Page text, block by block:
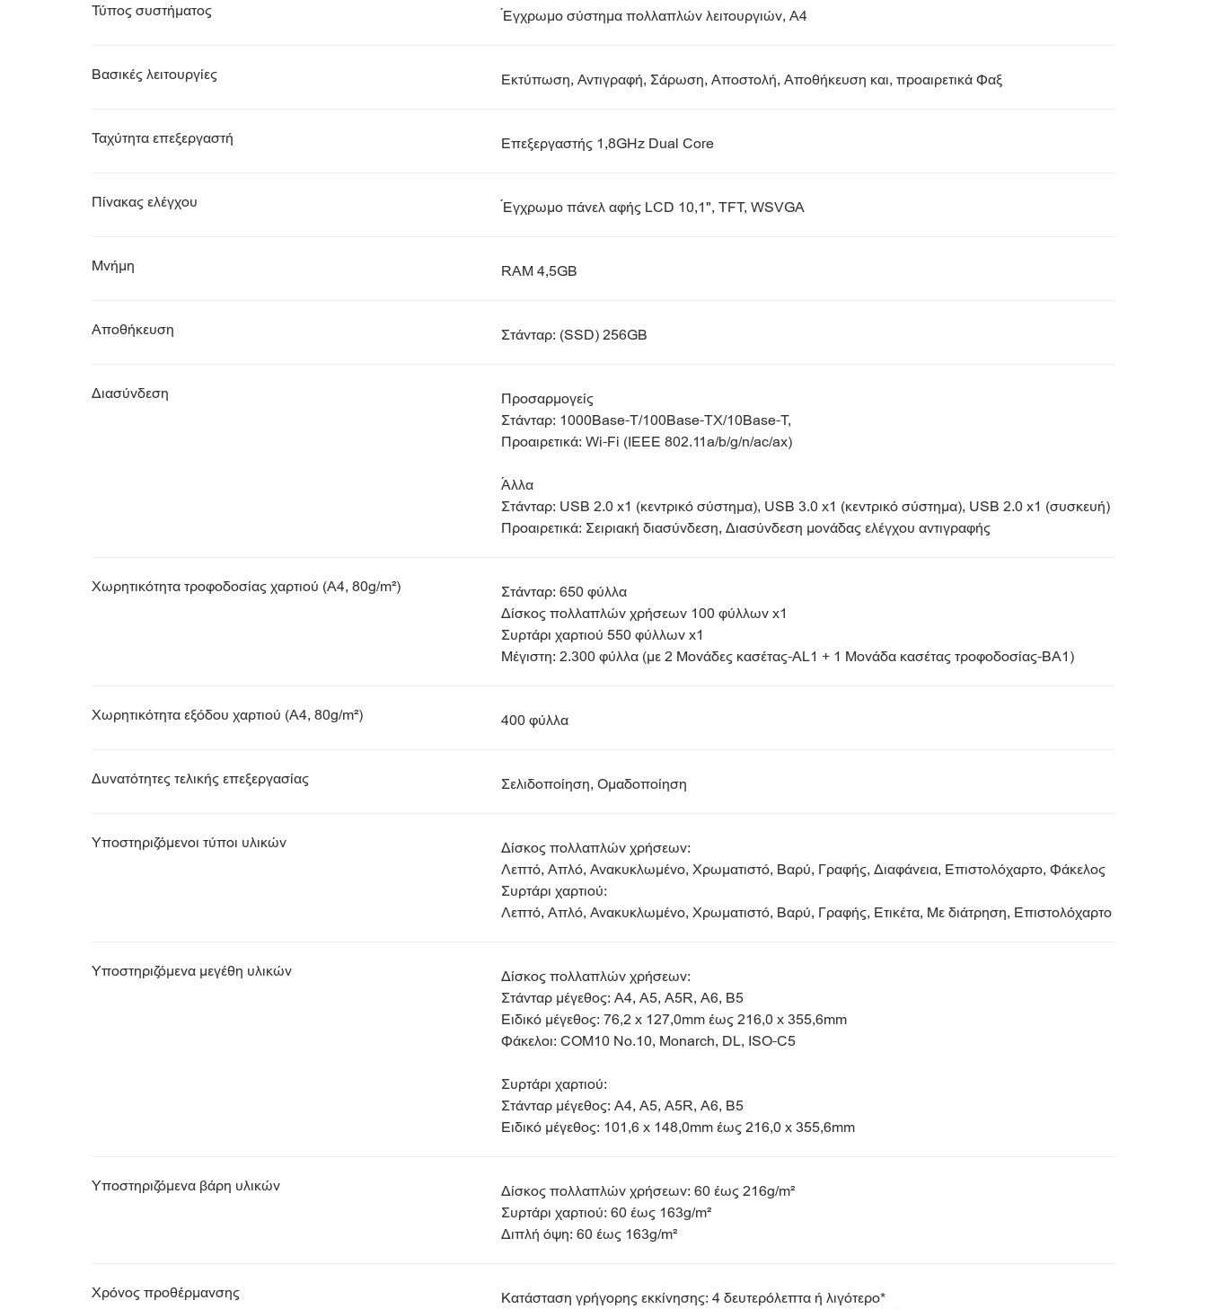
Τύπος συστήματος Έγχρωμο σύστημα πολλαπλών λειτουργιών, A4
Βασικές λειτουργίες Εκτύπωση, Αντιγραφή, Σάρωση, Αποστολή, Αποθήκευση και, προαιρετικά Φαξ
Ταχύτητα επεξεργαστή Επεξεργαστής 1,8GHz Dual Core
Πίνακας ελέγχου Έγχρωμο πάνελ αφής LCD 10,1", TFT, WSVGA
Μνήμη RAM 4,5GB
Αποθήκευση Στάνταρ: (SSD) 256GB
Διασύνδεση
Προσαρμογείς
Στάνταρ: 1000Base-T/100Base-TX/10Base-T,
Προαιρετικά: Wi-Fi (IEEE 802.11a/b/g/n/ac/ax)
Άλλα
Στάνταρ: USB 2.0 x1 (κεντρικό σύστημα), USB 3.0 x1 (κεντρικό σύστημα), USB 2.0 x1 (συσκευή)
Προαιρετικά: Σειριακή διασύνδεση, Διασύνδεση μονάδας ελέγχου αντιγραφής
Χωρητικότητα τροφοδοσίας χαρτιού (A4, 80g/m²)
Στάνταρ: 650 φύλλα
Δίσκος πολλαπλών χρήσεων 100 φύλλων x1
Συρτάρι χαρτιού 550 φύλλων x1
Μέγιστη: 2.300 φύλλα (με 2 Μονάδες κασέτας-AL1 + 1 Μονάδα κασέτας τροφοδοσίας-BA1)
Χωρητικότητα εξόδου χαρτιού (A4, 80g/m²) 400 φύλλα
Δυνατότητες τελικής επεξεργασίας Σελιδοποίηση, Ομαδοποίηση
Υποστηριζόμενοι τύποι υλικών
Δίσκος πολλαπλών χρήσεων:
Λεπτό, Απλό, Ανακυκλωμένο, Χρωματιστό, Βαρύ, Γραφής, Διαφάνεια, Επιστολόχαρτο, Φάκελος
Συρτάρι χαρτιού:
Λεπτό, Απλό, Ανακυκλωμένο, Χρωματιστό, Βαρύ, Γραφής, Ετικέτα, Με διάτρηση, Επιστολόχαρτο
Υποστηριζόμενα μεγέθη υλικών
Δίσκος πολλαπλών χρήσεων:
Στάνταρ μέγεθος: A4, A5, A5R, A6, B5
Ειδικό μέγεθος: 76,2 x 127,0mm έως 216,0 x 355,6mm
Φάκελοι: COM10 No.10, Monarch, DL, ISO-C5
Συρτάρι χαρτιού:
Στάνταρ μέγεθος: A4, A5, A5R, A6, B5
Ειδικό μέγεθος: 101,6 x 148,0mm έως 216,0 x 355,6mm
Υποστηριζόμενα βάρη υλικών
Δίσκος πολλαπλών χρήσεων: 60 έως 216g/m²
Συρτάρι χαρτιού: 60 έως 163g/m²
Διπλή όψη: 60 έως 163g/m²
Χρόνος προθέρμανσης
Κατάσταση γρήγορης εκκίνησης: 4 δευτερόλεπτα ή λιγότερο*